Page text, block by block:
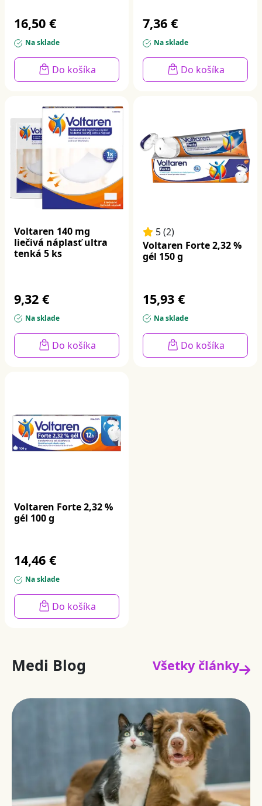
16,50 €
Na sklade
Do košíka
7,36 €
Na sklade
Do košíka
Voltaren 140 mg
liečivá náplasť ultra
tenká 5 ks
9,32 €
Na sklade
Do košíka
5 (2)
Voltaren Forte 2,32 %
gél 150 g
15,93 €
Na sklade
Do košíka
Voltaren Forte 2,32 %
gél 100 g
14,46 €
Na sklade
Do košíka
Medi Blog Všetky články